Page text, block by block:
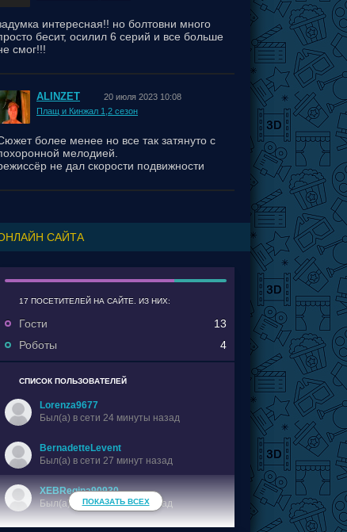
интересная!! но болтовни много
бесит, осилил 6 серий и все больше
смог!!!
ALINZET
20 июля 2023 10:08
Плащ и Кинжал 1,2 сезон
более менее но все так затянуто с
мелодией.
не дал скорости подвижности
САЙТА
17 ПОСЕТИТЕЛЕЙ НА САЙТЕ. ИЗ НИХ:
Гости
13
Роботы
4
СПИСОК ПОЛЬЗОВАТЕЛЕЙ
Lorenza9677
Был(a) в сети 24 минуты назад
BernadetteLevent
Был(a) в сети 27 минут назад
XEBRegina90930
Был(a) в сети 49 минут назад
ПОКАЗАТЬ ВСЕХ